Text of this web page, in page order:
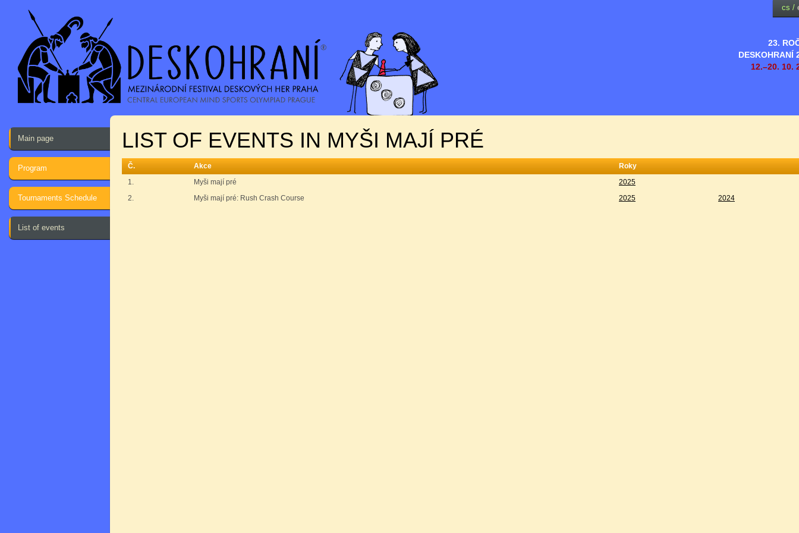
23.
DESKOHRANÍ
12.–20. 10.
cs /
Main page
Program
Tournaments Schedule
List of events
LIST OF EVENTS IN MYŠI MAJÍ PRÉ
Č. Akce
Roky
1.
Myši mají pré
2025
2.
Myši mají pré: Rush Crash Course 2025 2024